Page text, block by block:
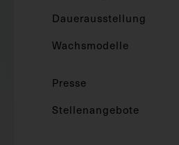
Dauerausstellung
Wachsmodelle
Presse
Stellenangebote